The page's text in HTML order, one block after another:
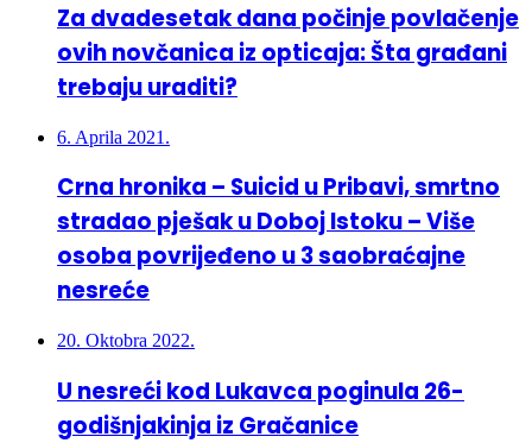
Za dvadesetak dana počinje povlačenje
ovih novčanica iz opticaja: Šta građani
trebaju uraditi?
6. Aprila 2021.
Crna hronika – Suicid u Pribavi, smrtno
stradao pješak u Doboj Istoku – Više
osoba povrijeđeno u 3 saobraćajne
nesreće
20. Oktobra 2022.
U nesreći kod Lukavca poginula 26-
godišnjakinja iz Gračanice